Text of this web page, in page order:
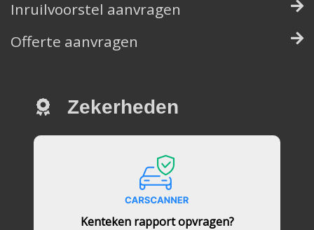
Inruilvoorstel aanvragen
Offerte aanvragen
Zekerheden
Kenteken rapport opvragen?